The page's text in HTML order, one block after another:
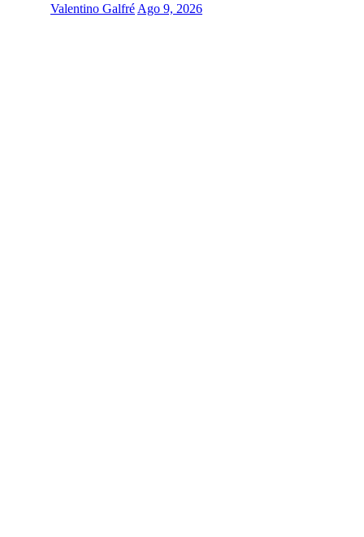
Valentino Galfré Ago 9, 2026